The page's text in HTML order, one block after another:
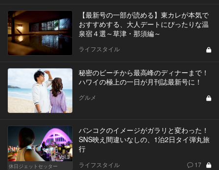
【最新号の一部が読める】東カレが本気で
おすすめする、大人デートにぴったりな温
泉宿４選～草津・那須編～
ライフスタイル
秘密のビーチから最高峰のディナーまで！
ハワイの極上の一日が月刊誌最新号に！
グルメ
Vol.3
休日ジェットセッター
バンコクのイメージがガラリと変わった！
SNS映え間違いなしの、1泊2日タイ弾丸旅
行
ライフスタイル 17